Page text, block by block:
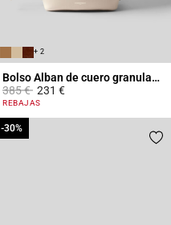
+ 2
Bolso Alban de cuero granulado
Price reduced from
385 €to231 €
4,4 out of 5 Customer Rating
REBAJAS
-30%
-30%